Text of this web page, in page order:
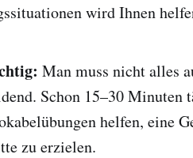
wird Ihnen
Man muss nicht alles
Schon 15–30 Minuten
helfen, eine
zu erzielen.